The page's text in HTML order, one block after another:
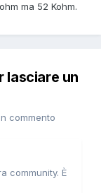
ma 52 Kohm.
lasciare un
commento
community. È